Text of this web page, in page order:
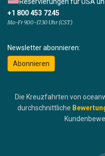
+1 800 453 7245
Mo-Fr 9.00-17.30 Uhr (CST)
Newsletter abonnieren:
Abonnieren
Die Kreuzfahrten von
durchschnittliche